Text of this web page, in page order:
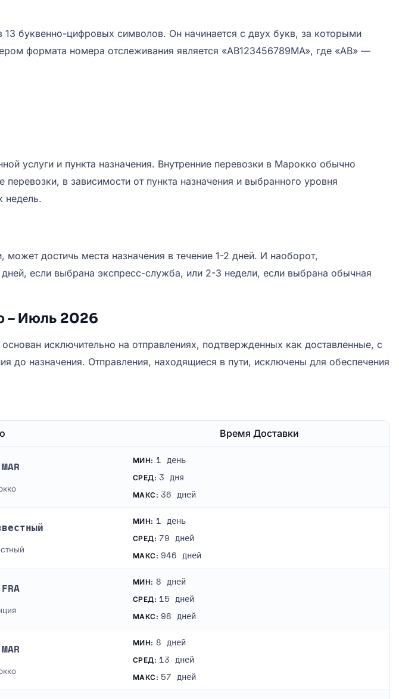
буквенно-цифровых символов. Он начинается с двух букв, за которыми
формата номера отслеживания является «AB123456789MA», где «AB» —
услуги и пункта назначения. Внутренние перевозки в Марокко обычно
в зависимости от пункта назначения и выбранного уровня
недель.
достичь места назначения в течение 1-2 дней. И наоборот,
если выбрана экспресс-служба, или 2-3 недели, если выбрана обычная
– Июль 2026
исключительно на отправлениях, подтвержденных как доставленные, с
до назначения. Отправления, находящиеся в пути, исключены для обеспечения
Время Доставки
MAR МИН: 1 день
СРЕД: 3 дня
МАКС: 36 дней
МИН: 1 день
СРЕД: 79 дней
МАКС: 946 дней
FRA МИН: 8 дней
СРЕД: 15 дней
МАКС: 98 дней
MAR МИН: 8 дней
СРЕД: 13 дней
МАКС: 57 дней